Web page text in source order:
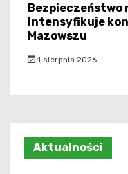
Bezpieczeństwo
intensyfikuje
Mazowszu
1 sierpnia 2026
Aktualności